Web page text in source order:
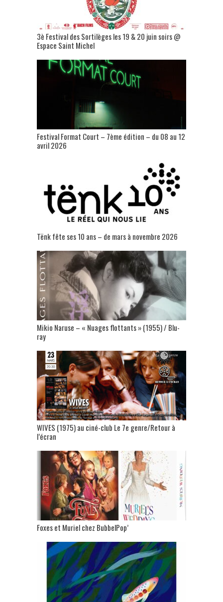
3è Festival des Sortilèges les 19 & 20 juin soirs @
Espace Saint Michel
Festival Format Court – 7ème édition – du 08 au 12
avril 2026
Tënk fête ses 10 ans – de mars à novembre 2026
Mikio Naruse – « Nuages flottants » (1955) / Blu-
ray
WIVES (1975) au ciné-club Le 7e genre/Retour à
l’écran
Foxes et Muriel chez BubbelPop’